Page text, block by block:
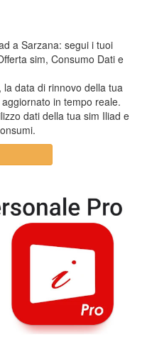
a Sarzana: segui i tuoi
sim, Consumo Dati e
data di rinnovo della tua
in tempo reale.
dati della tua sim Iliad e